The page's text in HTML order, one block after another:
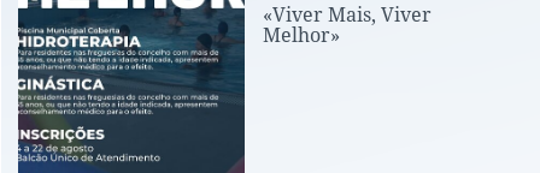
«Viver Mais, Viver
Melhor»